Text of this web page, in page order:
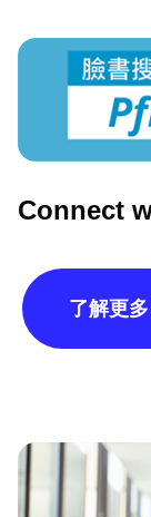
Connect
了解更多